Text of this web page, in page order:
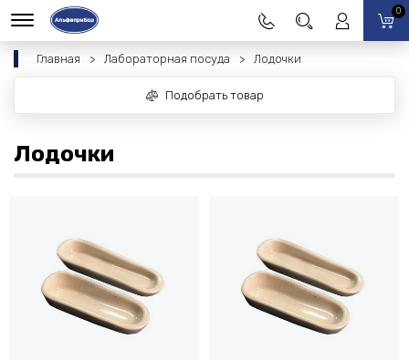
0
Главная Лабораторная посуда Лодочки
Подобрать товар
Лодочки